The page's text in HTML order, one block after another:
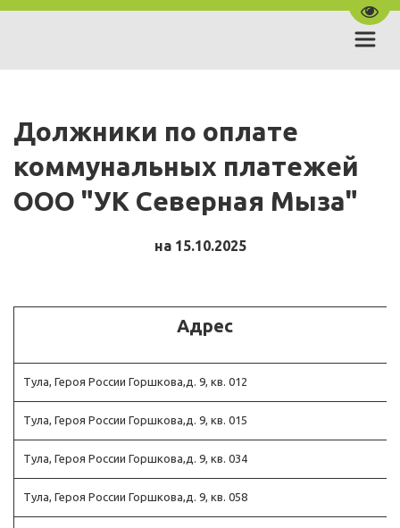
Должники по оплате
коммунальных платежей
ООО "УК Северная Мыза"
на 15.10.2025
Адрес
Тула, Героя России Горшкова,д. 9, кв. 012
Тула, Героя России Горшкова,д. 9, кв. 015
Тула, Героя России Горшкова,д. 9, кв. 034
Тула, Героя России Горшкова,д. 9, кв. 058